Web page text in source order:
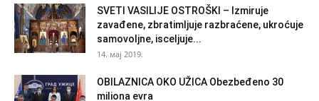
SVETI VASILIJE OSTROŠKI – Izmiruje
zavađene, zbratimljuje razbraćene, ukroćuje
samovoljne, isceljuje...
14. мај 2019.
OBILAZNICA OKO UŽICA Obezbeđeno 30
miliona evra